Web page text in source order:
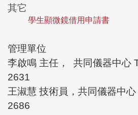
其它
學生顯微鏡借用申請書
管理單位
李啟鳴 主任， 共同儀器中心
2631
王淑慧 技術員，共同儀器中
2686